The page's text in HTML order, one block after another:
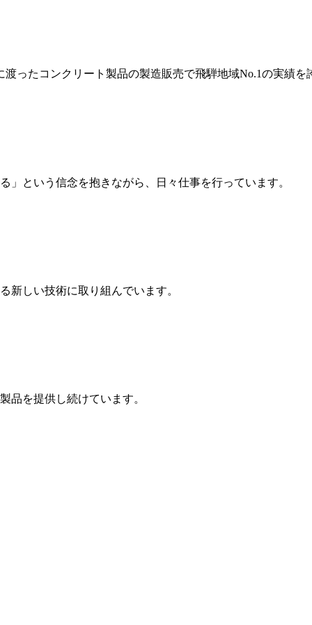
ったコンクリート製品の製造販売で飛騨地域No.1の実績を
という信念を抱きながら、日々仕事を行っています。
新しい技術に取り組んでいます。
品を提供し続けています。